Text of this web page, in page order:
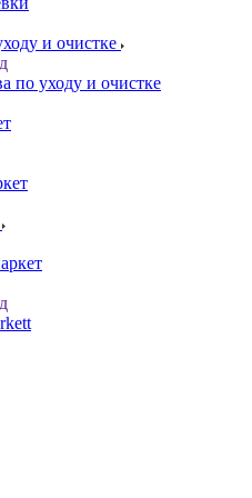
и очистке
по уходу и очистке